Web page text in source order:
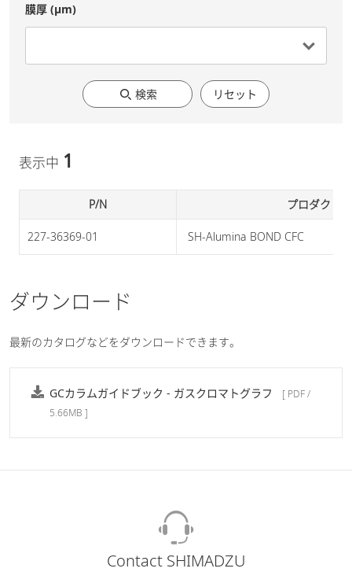
膜厚 (μm)
検索 リセット
表示中 1
P/N プロダクト
227-36369-01 SH-Alumina BOND CFC
ダウンロード
最新のカタログなどをダウンロードできます。
GCカラムガイドブック - ガスクロマトグラフ
[ PDF /
5.66MB ]
Contact SHIMADZU